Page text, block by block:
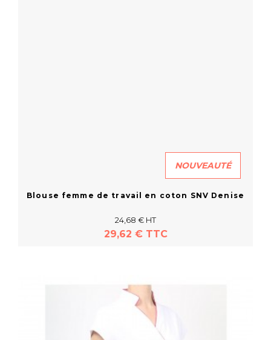
En savoir plus
NOUVEAUTÉ
Blouse femme de travail en coton SNV Denise
24,68 € HT
29,62 € TTC